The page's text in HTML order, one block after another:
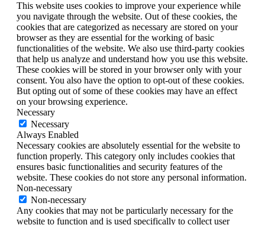
This website uses cookies to improve your experience while
you navigate through the website. Out of these cookies, the
cookies that are categorized as necessary are stored on your
browser as they are essential for the working of basic
functionalities of the website. We also use third-party cookies
that help us analyze and understand how you use this website.
These cookies will be stored in your browser only with your
consent. You also have the option to opt-out of these cookies.
But opting out of some of these cookies may have an effect
on your browsing experience.
Necessary
Necessary
Always Enabled
Necessary cookies are absolutely essential for the website to
function properly. This category only includes cookies that
ensures basic functionalities and security features of the
website. These cookies do not store any personal information.
Non-necessary
Non-necessary
Any cookies that may not be particularly necessary for the
website to function and is used specifically to collect user